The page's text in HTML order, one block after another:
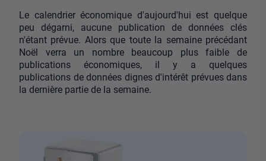
Le calendrier économique d'aujourd'hui est quelque
peu dégarni, aucune publication de données clés
n'étant prévue. Alors que toute la semaine précédant
Noël verra un nombre beaucoup plus faible de
publications économiques, il y a quelques
publications de données dignes d'intérêt prévues dans
la dernière partie de la semaine.